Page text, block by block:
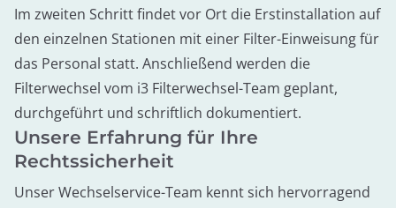
Im zweiten Schritt findet vor Ort die Erstinstallation auf
den einzelnen Stationen mit einer Filter-Einweisung für
das Personal statt. Anschließend werden die
Filterwechsel vom i3 Filterwechsel-Team geplant,
durchgeführt und schriftlich dokumentiert.
Unsere Erfahrung für Ihre
Rechtssicherheit
Unser Wechselservice-Team kennt sich hervorragend